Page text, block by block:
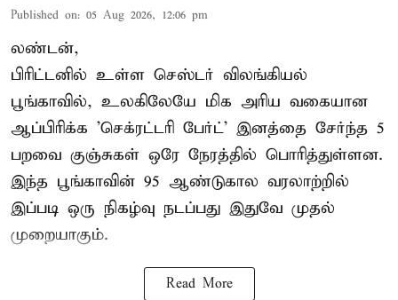
Published on: 05 Aug 2026, 12:06 pm
லண்டன்,
பிரிட்டனில் உள்ள செஸ்டர் விலங்கியல்
பூங்காவில், உலகிலேயே மிக அரிய வகையான
ஆப்பிரிக்க 'செக்ரட்டரி பேர்ட்' இனத்தை சேர்ந்த 5
பறவை குஞ்சுகள் ஒரே நேரத்தில் பொரித்துள்ளன.
இந்த பூங்காவின் 95 ஆண்டுகால வரலாற்றில்
இப்படி ஒரு நிகழ்வு நடப்பது இதுவே முதல்
முறையாகும்.
Read More